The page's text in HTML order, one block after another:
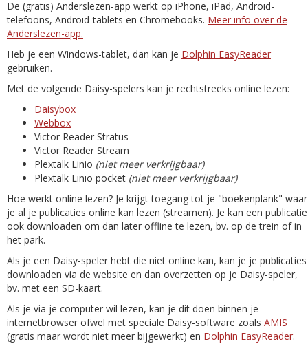
De (gratis) Anderslezen-app werkt op iPhone, iPad, Android-
telefoons, Android-tablets en Chromebooks. Meer info over de
Anderslezen-app.
Heb je een Windows-tablet, dan kan je Dolphin EasyReader
gebruiken.
Met de volgende Daisy-spelers kan je rechtstreeks online lezen:
Daisybox
Webbox
Victor Reader Stratus
Victor Reader Stream
Plextalk Linio (niet meer verkrijgbaar)
Plextalk Linio pocket (niet meer verkrijgbaar)
Hoe werkt online lezen? Je krijgt toegang tot je "boekenplank" waar
je al je publicaties online kan lezen (streamen). Je kan een publicatie
ook downloaden om dan later offline te lezen, bv. op de trein of in
het park.
Als je een Daisy-speler hebt die niet online kan, kan je je publicaties
downloaden via de website en dan overzetten op je Daisy-speler,
bv. met een SD-kaart.
Als je via je computer wil lezen, kan je dit doen binnen je
internetbrowser ofwel met speciale Daisy-software zoals AMIS
(gratis maar wordt niet meer bijgewerkt) en Dolphin EasyReader.